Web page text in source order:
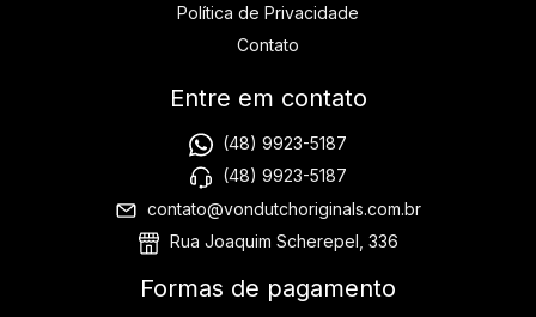
Política de Privacidade
Contato
Entre em contato
(48) 9923-5187
(48) 9923-5187
contato@vondutchoriginals.com.br
Rua Joaquim Scherepel, 336
Formas de pagamento